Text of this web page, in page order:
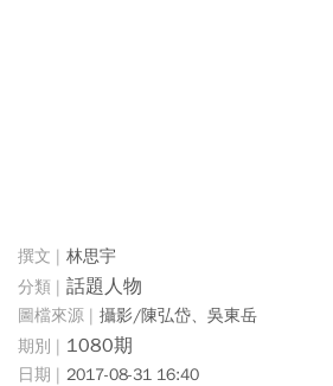
林思宇
話題人物
攝影/陳弘岱、吳東岳
1080期
2017-08-31 16:40